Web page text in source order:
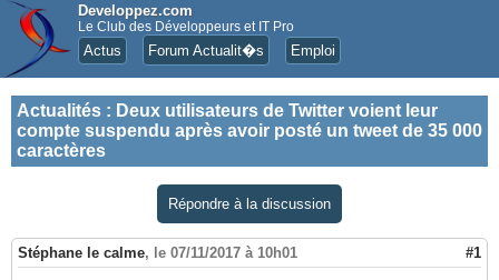
Developpez.com
Le Club des Développeurs et IT Pro
Actus Forum Actualit�s Emploi
Actualités : Deux utilisateurs de Twitter voient leur
compte suspendu après avoir posté un tweet de 35 000
caractères
Répondre à la discussion
Stéphane le calme, le 07/11/2017 à 10h01 #1